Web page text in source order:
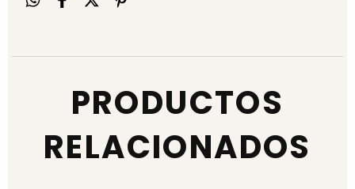
PRODUCTOS
RELACIONADOS